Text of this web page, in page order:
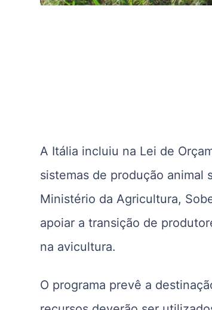
A Itália incluiu na Lei de
sistemas de produção animal
Ministério da Agricultura,
apoiar a transição de
na avicultura.
O programa prevê a